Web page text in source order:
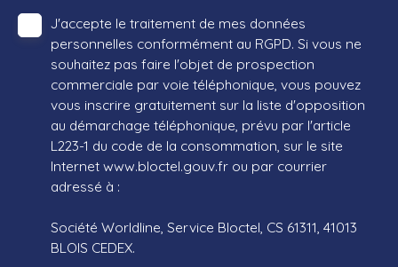
J'accepte le traitement de mes données
personnelles conformément au RGPD. Si vous ne
souhaitez pas faire l'objet de prospection
commerciale par voie téléphonique, vous pouvez
vous inscrire gratuitement sur la liste d'opposition
au démarchage téléphonique, prévu par l'article
L223-1 du code de la consommation, sur le site
Internet www.bloctel.gouv.fr ou par courrier
adressé à :
Société Worldline, Service Bloctel, CS 61311, 41013
BLOIS CEDEX.